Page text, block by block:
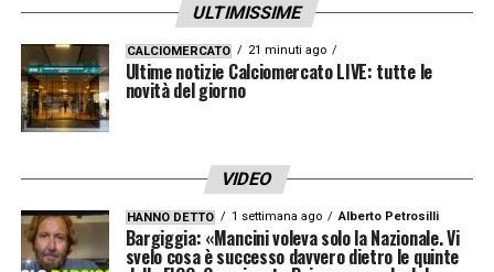
ULTIMISSIME
CALCIOMERCATO 21 minuti ago
Ultime notizie Calciomercato LIVE: tutte le
novità del giorno
VIDEO
HANNO DETTO 1 settimana ago Alberto Petrosilli
Bargiggia: «Mancini voleva solo la Nazionale. Vi
svelo cosa è successo davvero dietro le quinte